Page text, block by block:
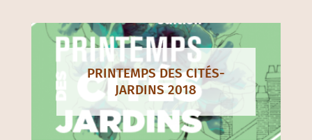
PRINTEMPS DES CITÉS-
JARDINS 2018